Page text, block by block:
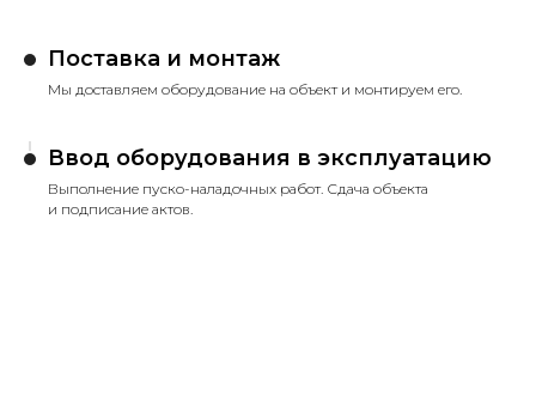
Поставка и монтаж
Мы доставляем оборудование на объект и монтируем его.
Ввод оборудования в эксплуатацию
Выполнение пуско-наладочных работ. Сдача объекта
и подписание актов.